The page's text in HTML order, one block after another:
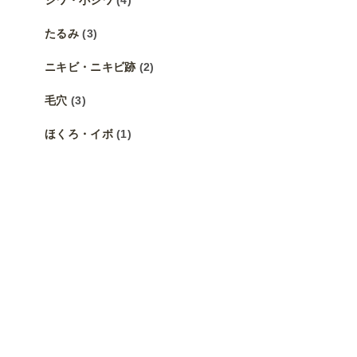
たるみ(3)
ニキビ・ニキビ跡 (2)
毛穴 (3)
ほくろ・イボ(1)